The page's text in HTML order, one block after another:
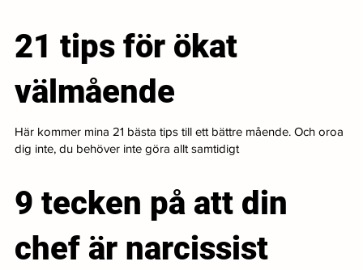
21 tips för ökat
välmående
Här kommer mina 21 bästa tips till ett bättre mående. Och oroa
dig inte, du behöver inte göra allt samtidigt
9 tecken på att din
chef är narcissist